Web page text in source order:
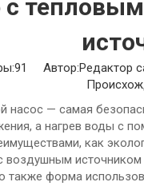
с
91
Автор:Pедактор
насос — самая
а нагрев воды с
как
воздушным
также форма